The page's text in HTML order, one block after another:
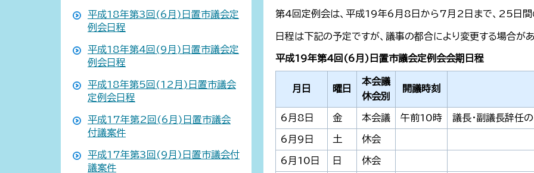
平成18年第3回(6月)日置市議会定
例会日程
平成18年第4回(9月)日置市議会定
例会日程
平成18年第5回(12月)日置市議会
定例会日程
平成17年第2回(6月)日置市議会
付議案件
平成17年第3回(9月)日置市議会付
議案件
第4回定例会は、平成19年6月8日から7月2日まで、25日間
日程は下記の予定ですが、議事の都合により変更する場合があ
平成19年第4回(6月)日置市議会定例会会期日程
月日 曜日
本会議
休会別
開議時刻
6月8日 金 本会議 午前10時 議長・副議長辞任
6月9日 土 休会
6月10日 日 休会